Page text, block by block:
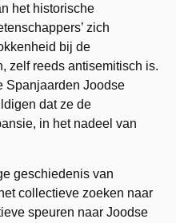
het historische
zich
bij de
zelf reeds antisemitisch is.
Spanjaarden Joodse
dat ze de
in het nadeel van
geschiedenis van
collectieve zoeken naar
speuren naar Joodse